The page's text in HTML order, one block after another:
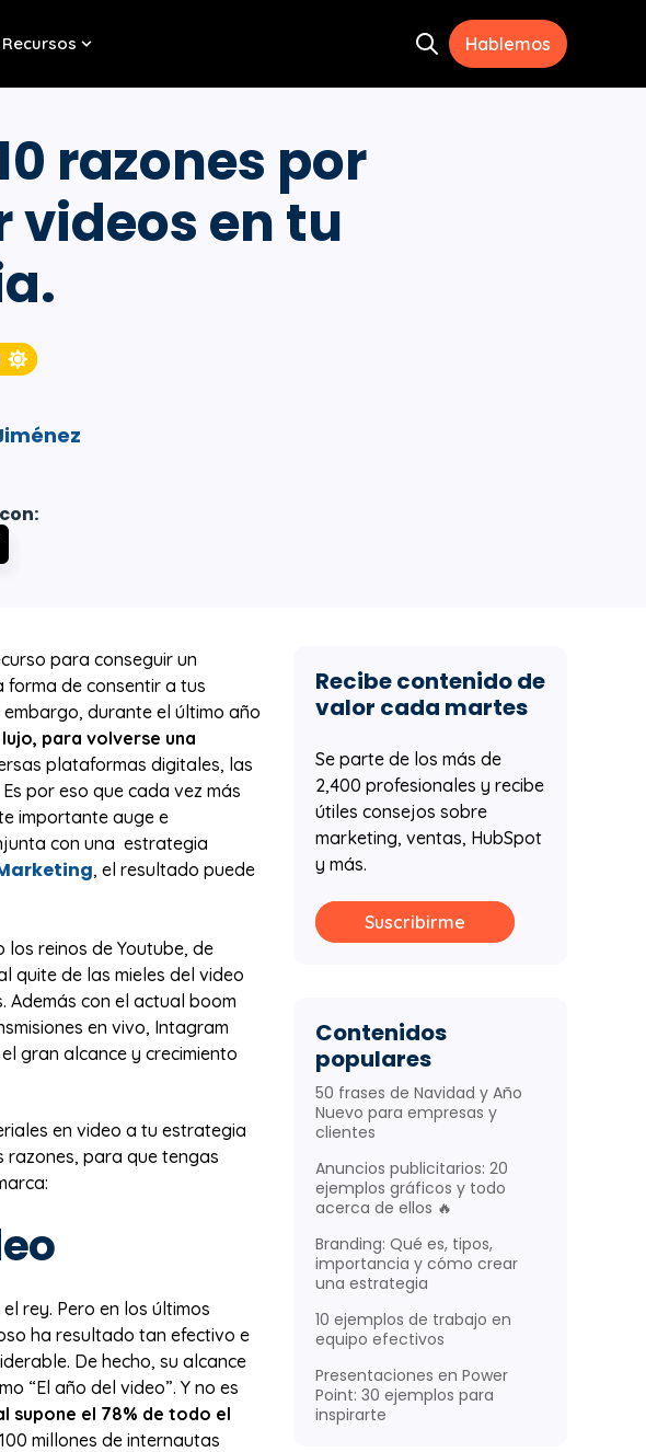
submenu for Herramientas
Recursos Open search
Hablemos
razones por
videos en tu
para conseguir un
forma de consentir a tus
durante el último año
para volverse una
plataformas digitales, las
por eso que cada vez más
importante auge e
con una estrategia
, el resultado puede
reinos de Youtube, de
quite de las mieles del video
con el actual boom
en vivo, Intagram
gran alcance y crecimiento
en video a tu estrategia
razones, para que tengas
rey. Pero en los últimos
ha resultado tan efectivo e
De hecho, su alcance
“El año del video”. Y no es
supone el 78% de todo el
millones de internautas
Recibe contenido de
valor cada martes
Se parte de los más de
2,400 profesionales y recibe
útiles consejos sobre
marketing, ventas, HubSpot
y más.
Suscribirme
Contenidos
populares
50 frases de Navidad y Año
Nuevo para empresas y
clientes
Anuncios publicitarios: 20
ejemplos gráficos y todo
acerca de ellos 🔥
Branding: Qué es, tipos,
importancia y cómo crear
una estrategia
10 ejemplos de trabajo en
equipo efectivos
Presentaciones en Power
Point: 30 ejemplos para
inspirarte